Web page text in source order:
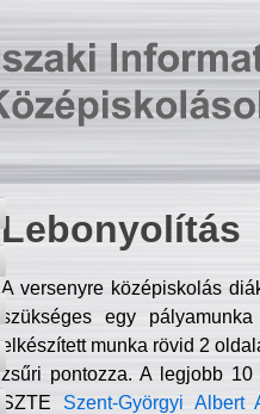
Lebonyolítás
A versenyre középiskolás
szükséges egy
elkészített munka rövid 2
zsűri pontozza. A legjobb
SZTE Szent-Györgyi Albert